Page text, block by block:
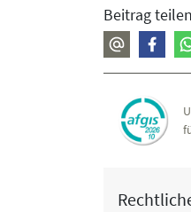
Beitrag teilen